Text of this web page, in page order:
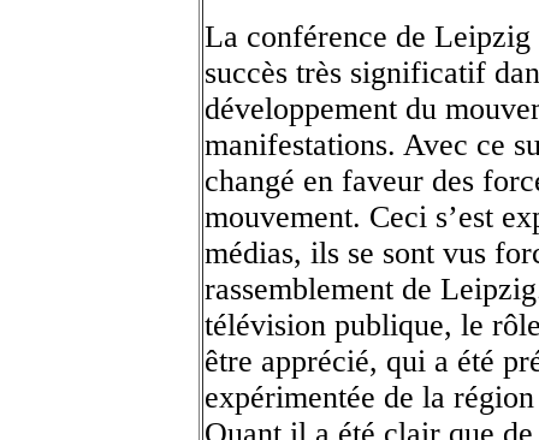
La conférence de
succès très significatif
développement du
manifestations. Avec ce
changé en faveur des
mouvement. Ceci s’est
médias, ils se sont vus
rassemblement de
télévision publique, le
être apprécié, qui a été
expérimentée de la